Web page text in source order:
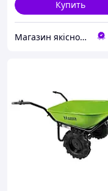
Купить
Магазин якісного інструменту Tools Shop 24/7